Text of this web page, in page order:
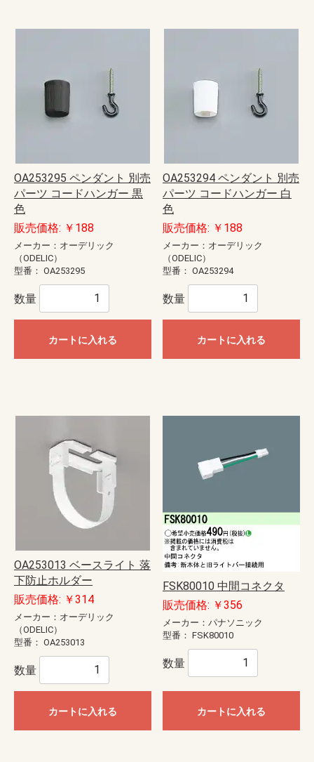
OA253295 ペンダント 別売
パーツ コードハンガー 黒
色
販売価格: ￥188
メーカー：オーデリック
（ODELIC）
型番： OA253295
数量
カートに入れる
OA253294 ペンダント 別売
パーツ コードハンガー 白
色
販売価格: ￥188
メーカー：オーデリック
（ODELIC）
型番： OA253294
数量
カートに入れる
OA253013 ベースライト 落
下防止ホルダー
販売価格: ￥314
メーカー：オーデリック
（ODELIC）
型番： OA253013
数量
カートに入れる
FSK80010 中間コネクタ
販売価格: ￥356
メーカー：パナソニック
型番： FSK80010
数量
カートに入れる